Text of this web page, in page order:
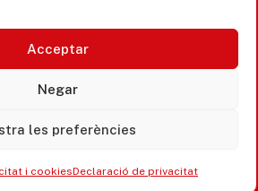
Acceptar
Negar
les preferències
i cookiesDeclaració de privacitat
d’Aro · S’Agaró